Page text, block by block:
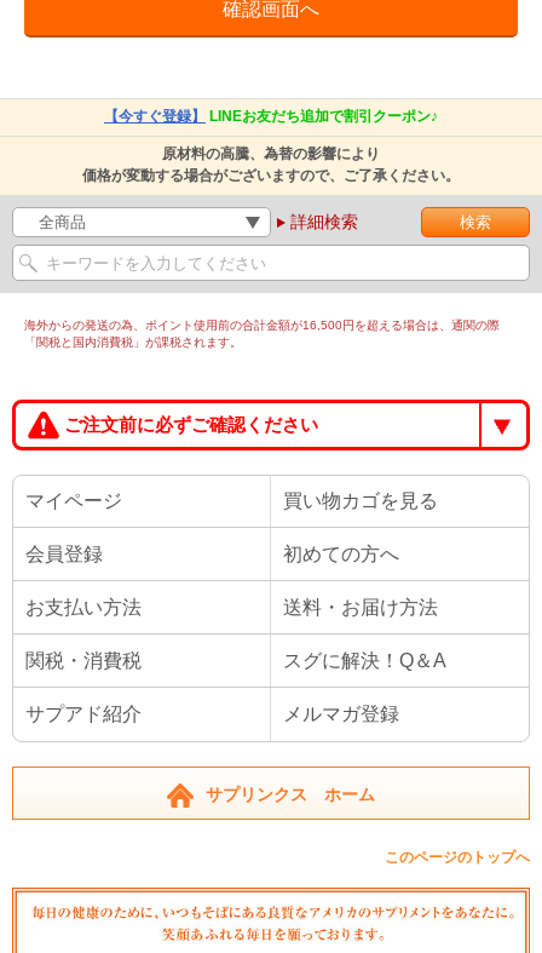
【今すぐ登録】 LINEお友だち追加で割引クーポン♪
原材料の高騰、為替の影響により
価格が変動する場合がございますので、ご了承ください。
詳細検索
海外からの発送の為、ポイント使用前の合計金額が16,500円を超える場合は、通関の際
「関税と国内消費税」が課税されます。
ご注文前に必ずご確認ください
マイページ 買い物カゴを見る
会員登録 初めての方へ
お支払い方法 送料・お届け方法
関税・消費税 スグに解決！Q＆A
サプアド紹介 メルマガ登録
サプリンクス ホーム
このページのトップへ